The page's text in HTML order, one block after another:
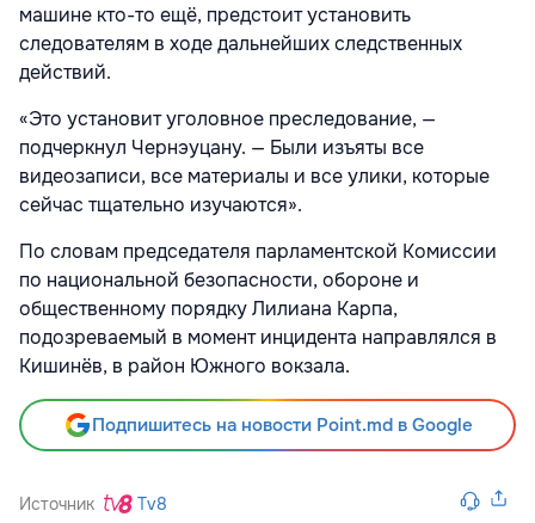
машине кто-то ещё, предстоит установить
следователям в ходе дальнейших следственных
действий.
«Это установит уголовное преследование, —
подчеркнул Чернэуцану. — Были изъяты все
видеозаписи, все материалы и все улики, которые
сейчас тщательно изучаются».
По словам председателя парламентской Комиссии
по национальной безопасности, обороне и
общественному порядку Лилиана Карпа,
подозреваемый в момент инцидента направлялся в
Кишинёв, в район Южного вокзала.
Подпишитесь на новости Point.md в Google
Источник Tv8